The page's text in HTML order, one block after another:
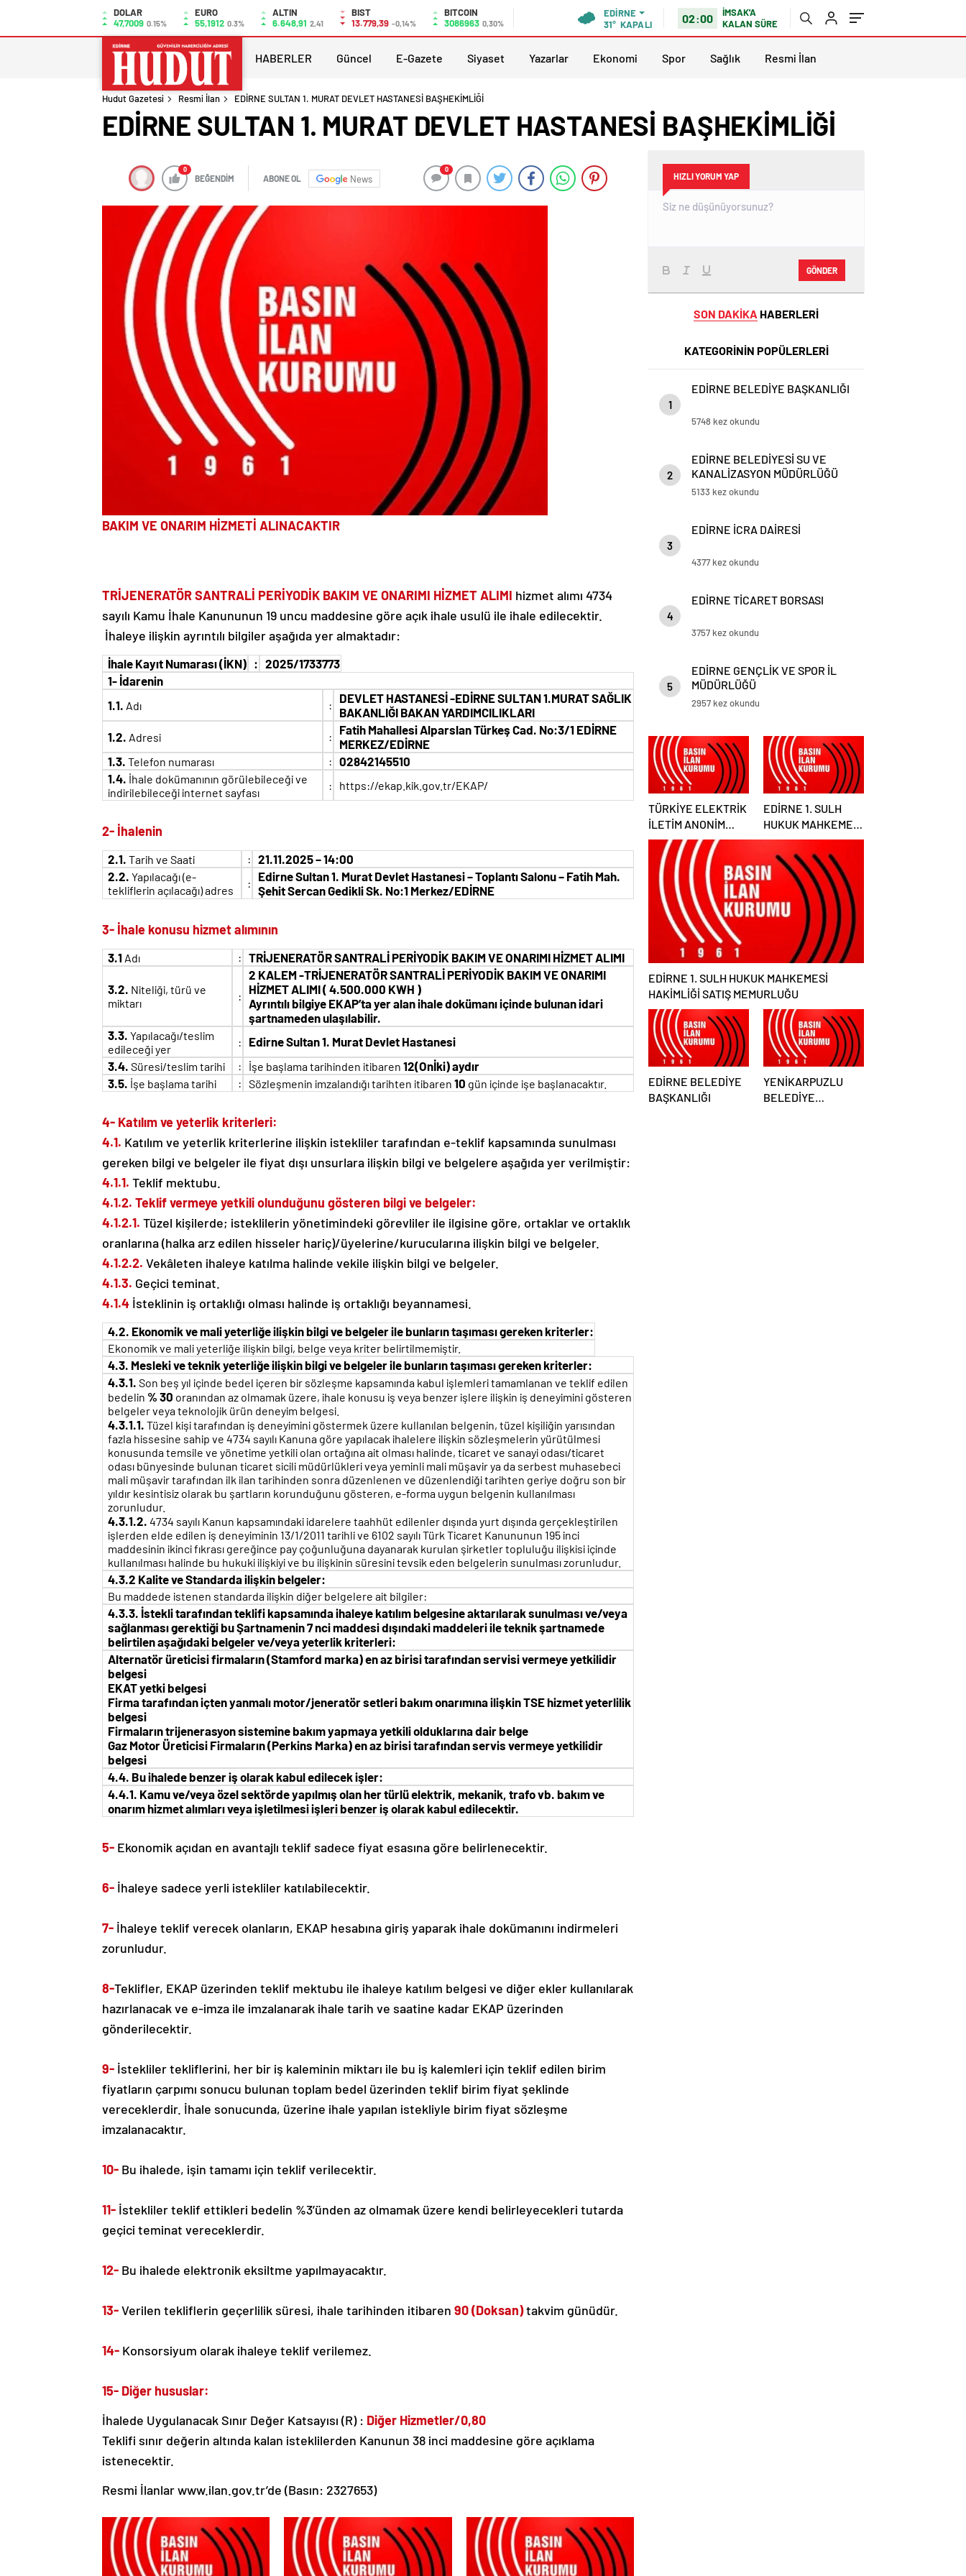
DOLAR
47,7009 0.15%
EURO
55,1912 0.3%
ALTIN
6.648,91 2,41
BIST
13.779,39 -0,14%
BITCOIN
3086963 0,30%
EDIRNE
31° KAPALI 02:00
İMSAK'A
KALAN SÜRE
HABERLER Güncel E-Gazete Siyaset Yazarlar Ekonomi Spor Sağlık Resmi İlan
Hudut Gazetesi Resmi İlan EDİRNE SULTAN 1. MURAT DEVLET HASTANESİ BAŞHEKİMLİĞİ
EDİRNE SULTAN 1. MURAT DEVLET HASTANESİ BAŞHEKİMLİĞİ
0
BEĞENDİM ABONE OL News
0
BAKIM VE ONARIM HİZMETİ ALINACAKTIR
TRİJENERATÖR SANTRALİ PERİYODİK BAKIM VE ONARIMI HİZMET ALIMI hizmet alımı 4734
sayılı Kamu İhale Kanununun 19 uncu maddesine göre açık ihale usulü ile ihale edilecektir.
İhaleye ilişkin ayrıntılı bilgiler aşağıda yer almaktadır:
İhale Kayıt Numarası (İKN) : 2025/1733773
1- İdarenin
1.1. Adı :
DEVLET HASTANESİ -EDİRNE SULTAN 1.MURAT SAĞLIK
BAKANLIĞI BAKAN YARDIMCILIKLARI
1.2. Adresi :
Fatih Mahallesi Alparslan Türkeş Cad. No:3/1 EDİRNE
MERKEZ/EDİRNE
1.3. Telefon numarası : 02842145510
1.4. İhale dokümanının görülebileceği ve
indirilebileceği internet sayfası
: https://ekap.kik.gov.tr/EKAP/
2- İhalenin
2.1. Tarih ve Saati : 21.11.2025 – 14:00
2.2. Yapılacağı (e-
tekliflerin açılacağı) adres
:
Edirne Sultan 1. Murat Devlet Hastanesi – Toplantı Salonu – Fatih Mah.
Şehit Sercan Gedikli Sk. No:1 Merkez/EDİRNE
3- İhale konusu hizmet alımının
3.1 Adı : TRİJENERATÖR SANTRALİ PERİYODİK BAKIM VE ONARIMI HİZMET ALIMI
3.2. Niteliği, türü ve
miktarı
:
2 KALEM -TRİJENERATÖR SANTRALİ PERİYODİK BAKIM VE ONARIMI
HİZMET ALIMI ( 4.500.000 KWH )
Ayrıntılı bilgiye EKAP’ta yer alan ihale dokümanı içinde bulunan idari
şartnameden ulaşılabilir.
3.3. Yapılacağı/teslim
edileceği yer
:
Edirne Sultan 1. Murat Devlet Hastanesi
3.4. Süresi/teslim tarihi : İşe başlama tarihinden itibaren 12(Onİki) aydır
3.5. İşe başlama tarihi : Sözleşmenin imzalandığı tarihten itibaren 10 gün içinde işe başlanacaktır.
4- Katılım ve yeterlik kriterleri:
4.1. Katılım ve yeterlik kriterlerine ilişkin istekliler tarafından e-teklif kapsamında sunulması
gereken bilgi ve belgeler ile fiyat dışı unsurlara ilişkin bilgi ve belgelere aşağıda yer verilmiştir:
4.1.1. Teklif mektubu.
4.1.2. Teklif vermeye yetkili olunduğunu gösteren bilgi ve belgeler:
4.1.2.1. Tüzel kişilerde; isteklilerin yönetimindeki görevliler ile ilgisine göre, ortaklar ve ortaklık
oranlarına (halka arz edilen hisseler hariç)/üyelerine/kurucularına ilişkin bilgi ve belgeler.
4.1.2.2. Vekâleten ihaleye katılma halinde vekile ilişkin bilgi ve belgeler.
4.1.3. Geçici teminat.
4.1.4 İsteklinin iş ortaklığı olması halinde iş ortaklığı beyannamesi.
4.2. Ekonomik ve mali yeterliğe ilişkin bilgi ve belgeler ile bunların taşıması gereken kriterler:
Ekonomik ve mali yeterliğe ilişkin bilgi, belge veya kriter belirtilmemiştir.
4.3. Mesleki ve teknik yeterliğe ilişkin bilgi ve belgeler ile bunların taşıması gereken kriterler:
4.3.1. Son beş yıl içinde bedel içeren bir sözleşme kapsamında kabul işlemleri tamamlanan ve teklif edilen
bedelin % 30 oranından az olmamak üzere, ihale konusu iş veya benzer işlere ilişkin iş deneyimini gösteren
belgeler veya teknolojik ürün deneyim belgesi.
4.3.1.1. Tüzel kişi tarafından iş deneyimini göstermek üzere kullanılan belgenin, tüzel kişiliğin yarısından
fazla hissesine sahip ve 4734 sayılı Kanuna göre yapılacak ihalelere ilişkin sözleşmelerin yürütülmesi
konusunda temsile ve yönetime yetkili olan ortağına ait olması halinde, ticaret ve sanayi odası/ticaret
odası bünyesinde bulunan ticaret sicili müdürlükleri veya yeminli mali müşavir ya da serbest muhasebeci
mali müşavir tarafından ilk ilan tarihinden sonra düzenlenen ve düzenlendiği tarihten geriye doğru son bir
yıldır kesintisiz olarak bu şartların korunduğunu gösteren, e-forma uygun belgenin kullanılması
zorunludur.
4.3.1.2. 4734 sayılı Kanun kapsamındaki idarelere taahhüt edilenler dışında yurt dışında gerçekleştirilen
işlerden elde edilen iş deneyiminin 13/1/2011 tarihli ve 6102 sayılı Türk Ticaret Kanununun 195 inci
maddesinin ikinci fıkrası gereğince pay çoğunluğuna dayanarak kurulan şirketler topluluğu ilişkisi içinde
kullanılması halinde bu hukuki ilişkiyi ve bu ilişkinin süresini tevsik eden belgelerin sunulması zorunludur.
4.3.2 Kalite ve Standarda ilişkin belgeler:
Bu maddede istenen standarda ilişkin diğer belgelere ait bilgiler:
4.3.3. İstekli tarafından teklifi kapsamında ihaleye katılım belgesine aktarılarak sunulması ve/veya
sağlanması gerektiği bu Şartnamenin 7 nci maddesi dışındaki maddeleri ile teknik şartnamede
belirtilen aşağıdaki belgeler ve/veya yeterlik kriterleri:
Alternatör üreticisi firmaların (Stamford marka) en az birisi tarafından servisi vermeye yetkilidir
belgesi
EKAT yetki belgesi
Firma tarafından içten yanmalı motor/jeneratör setleri bakım onarımına ilişkin TSE hizmet yeterlilik
belgesi
Firmaların trijenerasyon sistemine bakım yapmaya yetkili olduklarına dair belge
Gaz Motor Üreticisi Firmaların (Perkins Marka) en az birisi tarafından servis vermeye yetkilidir
belgesi
4.4. Bu ihalede benzer iş olarak kabul edilecek işler:
4.4.1. Kamu ve/veya özel sektörde yapılmış olan her türlü elektrik, mekanik, trafo vb. bakım ve
onarım hizmet alımları veya işletilmesi işleri benzer iş olarak kabul edilecektir.
5- Ekonomik açıdan en avantajlı teklif sadece fiyat esasına göre belirlenecektir.
6- İhaleye sadece yerli istekliler katılabilecektir.
7- İhaleye teklif verecek olanların, EKAP hesabına giriş yaparak ihale dokümanını indirmeleri
zorunludur.
8-Teklifler, EKAP üzerinden teklif mektubu ile ihaleye katılım belgesi ve diğer ekler kullanılarak
hazırlanacak ve e-imza ile imzalanarak ihale tarih ve saatine kadar EKAP üzerinden
gönderilecektir.
9- İstekliler tekliflerini, her bir iş kaleminin miktarı ile bu iş kalemleri için teklif edilen birim
fiyatların çarpımı sonucu bulunan toplam bedel üzerinden teklif birim fiyat şeklinde
vereceklerdir. İhale sonucunda, üzerine ihale yapılan istekliyle birim fiyat sözleşme
imzalanacaktır.
10- Bu ihalede, işin tamamı için teklif verilecektir.
11- İstekliler teklif ettikleri bedelin %3’ünden az olmamak üzere kendi belirleyecekleri tutarda
geçici teminat vereceklerdir.
12- Bu ihalede elektronik eksiltme yapılmayacaktır.
13-Verilen tekliflerin geçerlilik süresi, ihale tarihinden itibaren 90 (Doksan)takvim günüdür.
14- Konsorsiyum olarak ihaleye teklif verilemez.
15- Diğer hususlar:
İhalede Uygulanacak Sınır Değer Katsayısı (R) : Diğer Hizmetler/0,80
Teklifi sınır değerin altında kalan isteklilerden Kanunun 38 inci maddesine göre açıklama
istenecektir.
Resmi İlanlar www.ilan.gov.tr’de (Basın: 2327653)
HIZLI YORUM YAP
GÖNDER
SON DAKİKA HABERLERİ
KATEGORİNİN POPÜLERLERİ
1
EDİRNE BELEDİYE BAŞKANLIĞI
5748 kez okundu
2
EDİRNE BELEDİYESİ SU VE
KANALİZASYON MÜDÜRLÜĞÜ
5133 kez okundu
3
EDİRNE İCRA DAİRESİ
4377 kez okundu
4
EDİRNE TİCARET BORSASI
3757 kez okundu
5
EDİRNE GENÇLİK VE SPOR İL
MÜDÜRLÜĞÜ
2957 kez okundu
TÜRKİYE ELEKTRİK
İLETİM ANONİM
ŞİRKETİ GENEL
MÜDÜRLÜĞÜ
EDİRNE 1. SULH
HUKUK MAHKEMESİ
HAKİMLİĞİ SATIŞ
MEMURLUĞU
EDİRNE 1. SULH HUKUK MAHKEMESİ
HAKİMLİĞİ SATIŞ MEMURLUĞU
EDİRNE BELEDİYE
BAŞKANLIĞI
YENİKARPUZLU
BELEDİYE